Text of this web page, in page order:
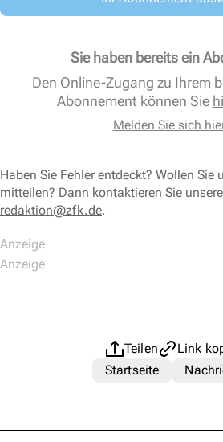
Sie haben bereits ein
Den Online-Zugang zu Ihrem
Abonnement können Sie
Melden Sie sich
Haben Sie Fehler entdeckt? Wollen Sie
mitteilen? Dann kontaktieren Sie
redaktion@zfk.de.
Teilen
Link
Startseite